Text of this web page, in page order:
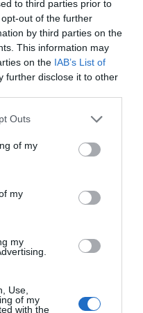
to third parties prior to
out of the further
by third parties on the
This information may
on the IAB’s List of
further disclose it to other
Outs
of my
my
my
Use,
of my
with the
Hazte
de La Mareta: